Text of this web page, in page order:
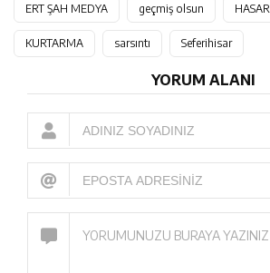
ERT ŞAH MEDYA geçmiş olsun HASAR
KURTARMA sarsıntı Seferihisar
YORUM ALANI